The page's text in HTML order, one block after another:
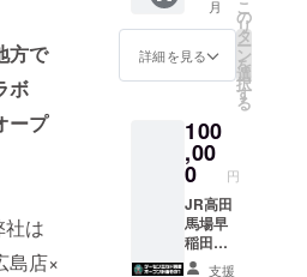
方で
ボ
ープ
は
島店×
ムがで
きる回
きま
す！
返礼：
店舗の
横断幕
に名入
れがさ
れ
ま
す。
使い、
配信致
しま
す。 配
信時に
店長」
がその
動画を
見なが
ら実況
致しま
す。 ※
配信で
月
詳細を見る
こ
の
リ
タ
ー
ン
を
選
択
す
る
100
,00
0 円
JR高田
馬場早
稲田口
駅前に
支援